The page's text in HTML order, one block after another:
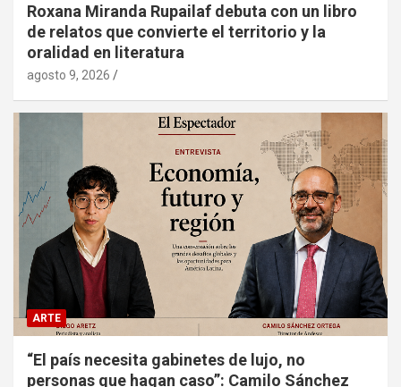
Roxana Miranda Rupailaf debuta con un libro
de relatos que convierte el territorio y la
oralidad en literatura
agosto 9, 2026
ARTE
“El país necesita gabinetes de lujo, no
personas que hagan caso”: Camilo Sánchez